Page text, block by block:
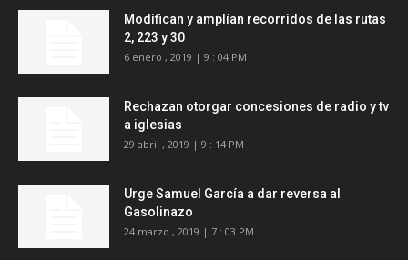
Modifican y amplían recorridos de las rutas
2, 223 y 30
6 enero , 2019 | 9 : 04 PM
Rechazan otorgar concesiones de radio y tv
a iglesias
29 abril , 2019 | 9 : 14 PM
Urge Samuel García a dar reversa al
Gasolinazo
24 marzo , 2019 | 7 : 03 PM